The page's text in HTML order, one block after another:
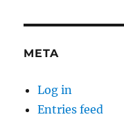
META
Log in
Entries feed